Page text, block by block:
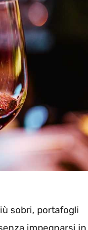
sobri, portafogli
impegnarsi in